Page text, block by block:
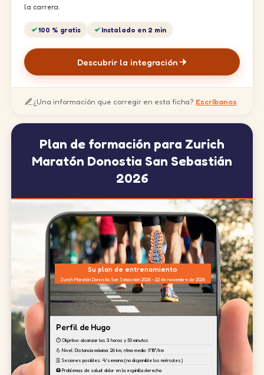
la carrera.
100 % gratis Instalado en 2 min
Descubrir la integración
¿Una información que corregir en esta ficha? Escríbanos
Plan de formación para Zurich
Maratón Donostia San Sebastián
2026
Su plan de entrenamiento
Zurich Maratón Donostia San Sebastián 2026 - 22 de noviembre de 2026
Perfil de Hugo
⏱️ Objetivo: alcanzar las 3 horas y 50 minutos
💪 Nivel: Distancia máxima: 26 km, ritmo medio: 5'18''/km
🗓️ Sesiones posibles: 4/semana (no disponible los miércoles)
🏥 Problemas de salud: dolor en la espinilla derecha